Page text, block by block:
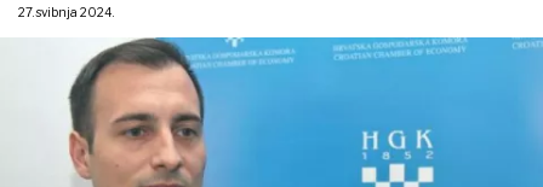
27. svibnja 2024.